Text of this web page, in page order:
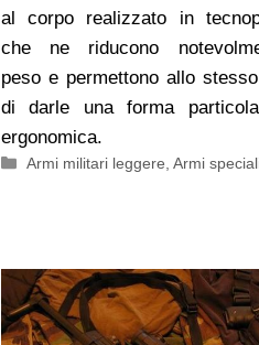
al corpo realizzato in
che ne riducono
peso e permettono allo
di darle una forma
ergonomica.
Categorie
Armi militari leggere ,Armi